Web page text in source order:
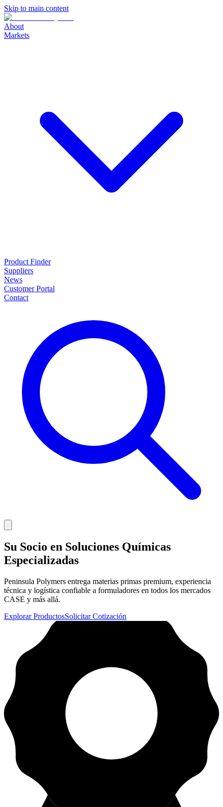
Skip to main content
About
Markets
Product Finder
Suppliers
News
Customer Portal
Contact
Su Socio en Soluciones Químicas
Especializadas
Peninsula Polymers entrega materias primas premium, experiencia
técnica y logística confiable a formuladores en todos los mercados
CASE y más allá.
Explorar ProductosSolicitar Cotización